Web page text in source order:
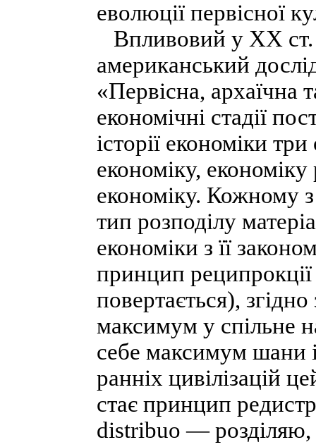
еволюції первісної
Впливовий у XX ст.
американський
«Первісна, архаїчна
економічні стадії
історії економіки
економіку, економіку
економіку. Кожному з
тип розподілу
економіки з її
принцип
повертається),
максимум у спільне
себе максимум шани і
ранніх цивілізацій
стає принцип
distribuo — розділяю,